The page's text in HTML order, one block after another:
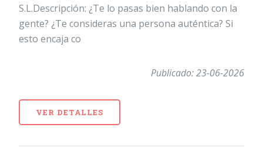
S.L.Descripción: ¿Te lo pasas bien hablando con la
gente? ¿Te consideras una persona auténtica? Si
esto encaja co
Publicado: 23-06-2026
VER DETALLES